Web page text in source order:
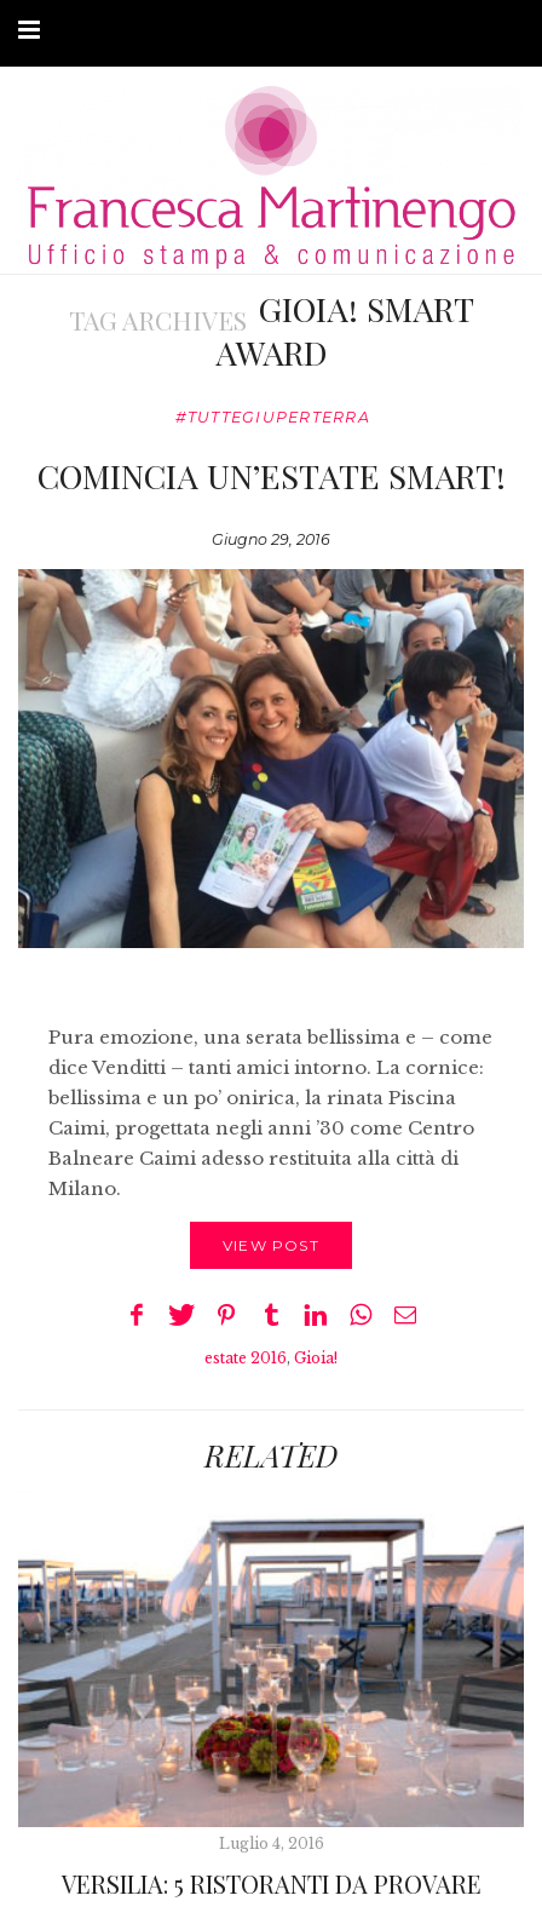
ARTICOLI
MODA ADATTIVA
CONTATTI
TAG ARCHIVES GIOIA! SMART
AWARD
#TUTTEGIUPERTERRA
COMINCIA UN’ESTATE SMART!
Giugno 29, 2016
Pura emozione, una serata bellissima e – come
dice Venditti – tanti amici intorno. La cornice:
bellissima e un po’ onirica, la rinata Piscina
Caimi, progettata negli anni ’30 come Centro
Balneare Caimi adesso restituita alla città di
Milano.
VIEW POST
estate 2016, Gioia!
RELATED
Luglio 4, 2016
VERSILIA: 5 RISTORANTI DA PROVARE